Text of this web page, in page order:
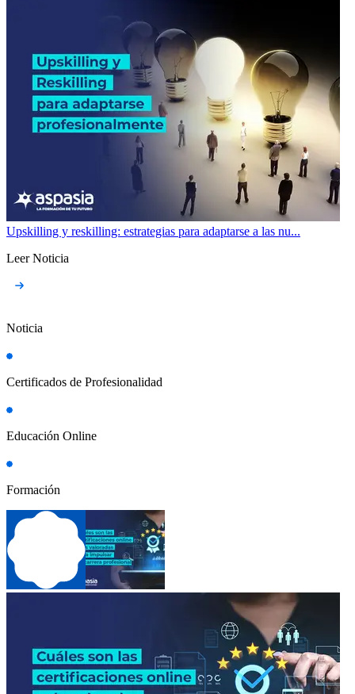
Upskilling y reskilling: estrategias para adaptarse a las nu...
Leer Noticia
Noticia
Certificados de Profesionalidad
Educación Online
Formación